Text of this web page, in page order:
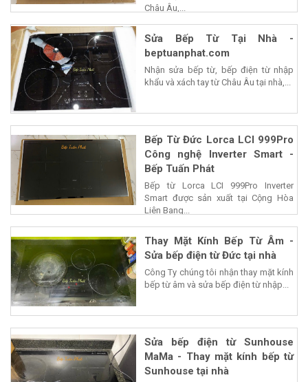
Châu Âu,...
Sửa Bếp Từ Tại Nhà -
beptuanphat.com
Nhận sửa bếp từ, bếp điện từ nhập
khẩu và xách tay từ Châu Âu tại nhà,...
Bếp Từ Đức Lorca LCI 999Pro
Công nghệ Inverter Smart -
Bếp Tuấn Phát
Bếp từ Lorca LCI 999Pro Inverter
Smart được sản xuất tại Cộng Hòa
Liên Bang...
Thay Mặt Kính Bếp Từ Âm -
Sửa bếp điện từ Đức tại nhà
Công Ty chúng tôi nhận thay mặt kính
bếp từ âm và sửa bếp điện từ nhập...
Sửa bếp điện từ Sunhouse
MaMa - Thay mặt kính bếp từ
Sunhouse tại nhà